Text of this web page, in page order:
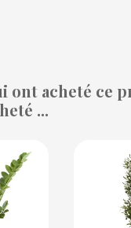
ont acheté ce
...